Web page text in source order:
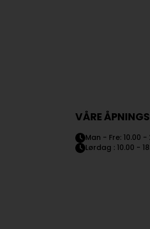
VÅRE
Man - Fre: 10.00 -
Lørdag : 10.00 -